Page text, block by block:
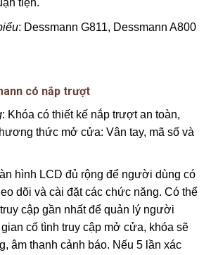
tiện.
: Dessmann G811, Dessmann A800
có nắp trượt
: Khóa có thiết kế nắp trượt an toàn,
thức mở cửa: Vân tay, mã số và
hình LCD đủ rộng để người dùng có
dõi và cài đặt các chức năng. Có thể
cập gần nhất để quản lý người
cố tình truy cập mở cửa, khóa sẽ
âm thanh cảnh báo. Nếu 5 lần xác